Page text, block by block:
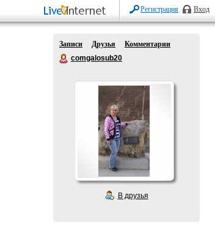
Регистрация Вход
Записи Друзья
Комментарии
comgalosub20
В друзья